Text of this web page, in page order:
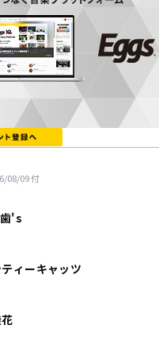
08/09付
's
ィーキャッツ